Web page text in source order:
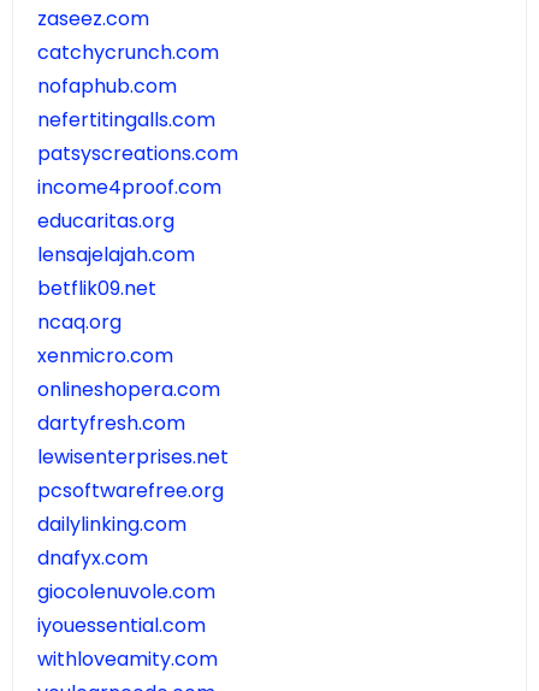
zaseez.com
catchycrunch.com
nofaphub.com
nefertitingalls.com
patsyscreations.com
income4proof.com
educaritas.org
lensajelajah.com
betflik09.net
ncaq.org
xenmicro.com
onlineshopera.com
dartyfresh.com
lewisenterprises.net
pcsoftwarefree.org
dailylinking.com
dnafyx.com
giocolenuvole.com
iyouessential.com
withloveamity.com